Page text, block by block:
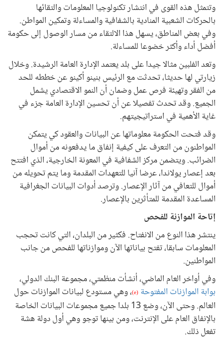
وتتمثل هذه القوى في انتشار تكنولوجيا المعلومات والتقائها
بالحركات الشعبية المنادية بالشفافية والمساءلة وتمكين المواطن.
وفي بعض المناطق، يسهل هذا الالتقاء من مسار الوصول إلى حكومة
أفضل أداء وأكثر خضوعا للمساءلة.
وتعد الفلبين مثالا جيدا على بلد يعتمد الإدارة العامة الرشيدة. وخلال
زيارتي لها حديثا، تحدثت مع الرئيس بنينو أكينو عن خططه للحد
من الفقر وتهيئة فرص عمل وضمان أن النمو الاقتصادي يشمل
الجميع. وقد تحدث تفصيلا عن أن تحسين الإدارة العامة جزء في
غاية الأهمية في استراتيجيتهم.
وقد فتحت الحكومة معلوماتها عن البيانات والعقود كي يتمكن
المواطنون من التعرف على كيفية إنفاق ما يدفعونه من أموال
الضرائب. ويتضمن مركز الشفافية في المعونة الخارجية، الذي افتتح
بعد إعصار يولاندا، عرضا آنيا للتعهدات المقدمة وما يتم تحويله من
أموال للتعافي من آثار الإعصار. وترصد أدوات البيانات الجغرافية
المساعدة المقدمة للمتأثرين بالإعصار.
إتاحة الموازنة للفحص
ينتشر هذا النوع من الانفتاح. فكثير من البلدان، التي كانت تحجب
المعلومات سابقا، تفتح بياناتها الآن وموازناتها للفحص من جانب
المواطنين.
وفي أواخر العام الماضي، أنشأت منظمتي، مجموعة البنك الدولي،
بوابة الموازنات المفتوحة (e) ، وهي مستودع لبيانات الموازنات حول
العالم. وحتى الآن، وضع 13 بلدا جميع مجموعات البيانات الخاصة
بالإنفاق العام على الإنترنت، ومن بينها توجو وهي أول دولة هشة
تفعل ذلك.